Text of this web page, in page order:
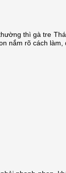
thì gà tre
nắm rõ cách